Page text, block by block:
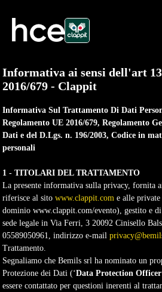
Informativa ai sensi dell'art
2016/679 - Clappit
Informativa Sul Trattamento Di Dati
Regolamento UE 2016/679, Regolamento
Dati e del D.Lgs. n. 196/2003, Codice in
personali
1 - TITOLARI DEL TRATTAMENTO
La presente informativa sulla privacy, fornita
riferisce al sito www.clappit.com e alle private
dominio www.clappit.com/evento), gestito e
sede legale in Via Ferri, 3 20092 Cinisello
05589050961, indirizzo e-mail
Trattamento.
Segnaliamo che Bemils srl ha nominato un
Protezione dei Dati (‘Data Protection Officer
essere contattato per questioni inerenti al